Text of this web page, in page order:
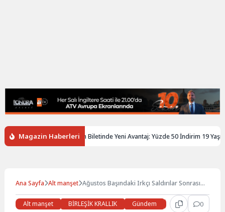
Magazin Haberleri
Gençlere Tren Biletinde Yeni Avantaj: Yüzde 50 İndirim 19 Yaşına
Ana Sayfa Alt manşet Ağustos Başındaki Irkçı Saldırılar Sonrası
Alt manşet
BİRLEŞİK KRALLIK Gündem Haberler 0